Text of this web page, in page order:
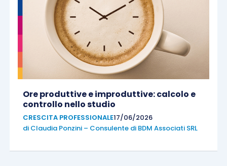
Ore produttive e improduttive: calcolo e
controllo nello studio
CRESCITA PROFESSIONALE17/06/2026
di Claudia Ponzini – Consulente di BDM Associati SRL